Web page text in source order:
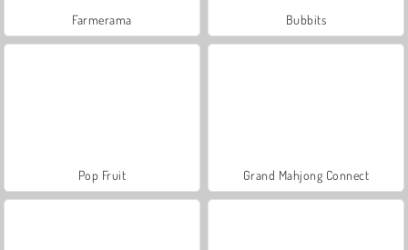
Farmerama Bubbits
Pop Fruit Grand Mahjong Connect